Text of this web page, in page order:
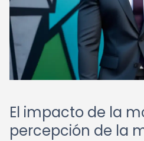
El impacto de la
percepción de la